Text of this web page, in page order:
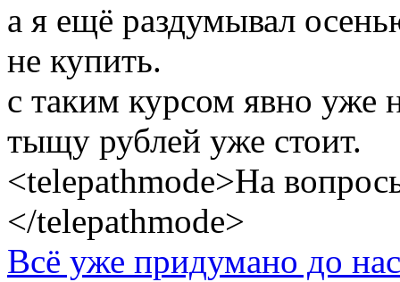
а я ещё раздумывал
не купить.
с таким курсом явно
тыщу рублей уже стоит.
<telepathmode>На
</telepathmode>
Всё уже придумано до